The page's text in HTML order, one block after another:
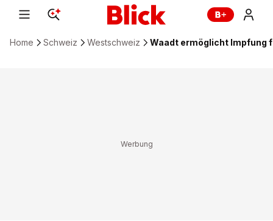
Home Schweiz Westschweiz Waadt ermöglicht Impfung